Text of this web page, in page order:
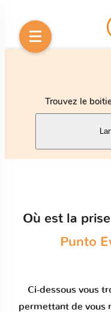
Trouvez le
Où est la
Punto
Ci-dessous vous
permettant de vous